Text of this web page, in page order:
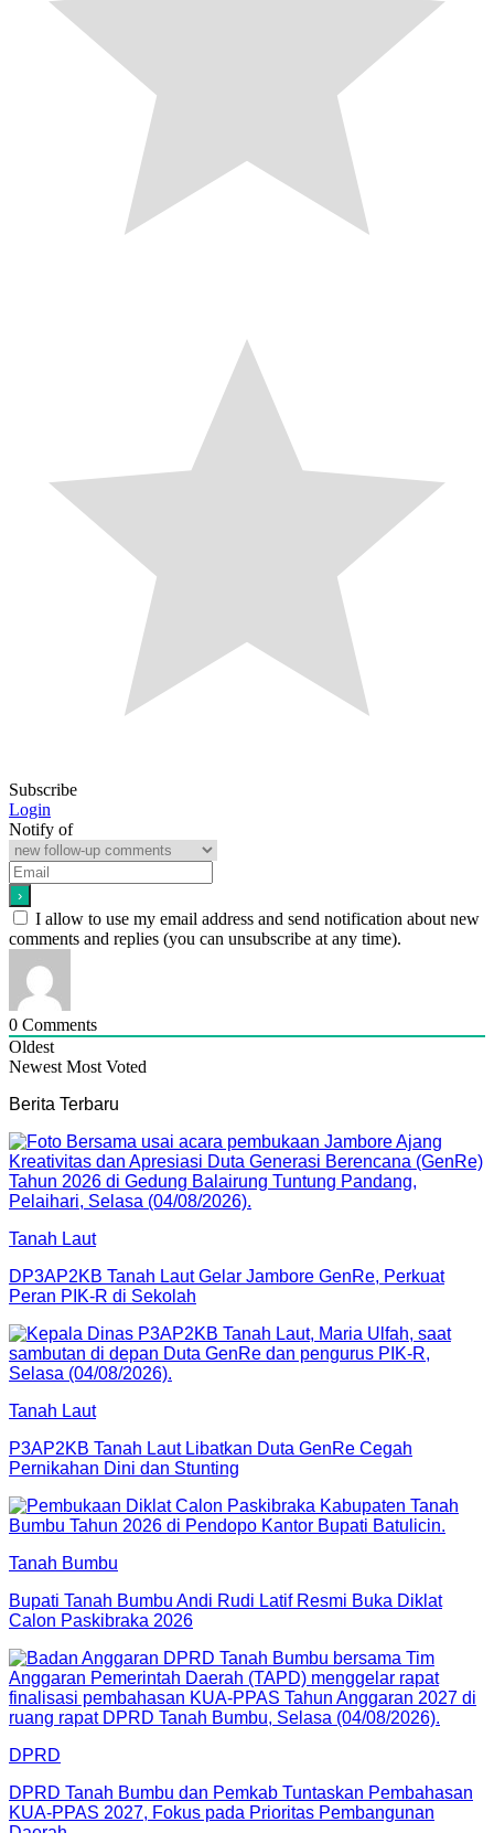
Subscribe
Login
Notify of
I allow to use my email address and send notification about new
comments and replies (you can unsubscribe at any time).
0 Comments
Oldest
Newest Most Voted
Berita Terbaru
Tanah Laut
DP3AP2KB Tanah Laut Gelar Jambore GenRe, Perkuat
Peran PIK-R di Sekolah
Tanah Laut
P3AP2KB Tanah Laut Libatkan Duta GenRe Cegah
Pernikahan Dini dan Stunting
Tanah Bumbu
Bupati Tanah Bumbu Andi Rudi Latif Resmi Buka Diklat
Calon Paskibraka 2026
DPRD
DPRD Tanah Bumbu dan Pemkab Tuntaskan Pembahasan
KUA-PPAS 2027, Fokus pada Prioritas Pembangunan